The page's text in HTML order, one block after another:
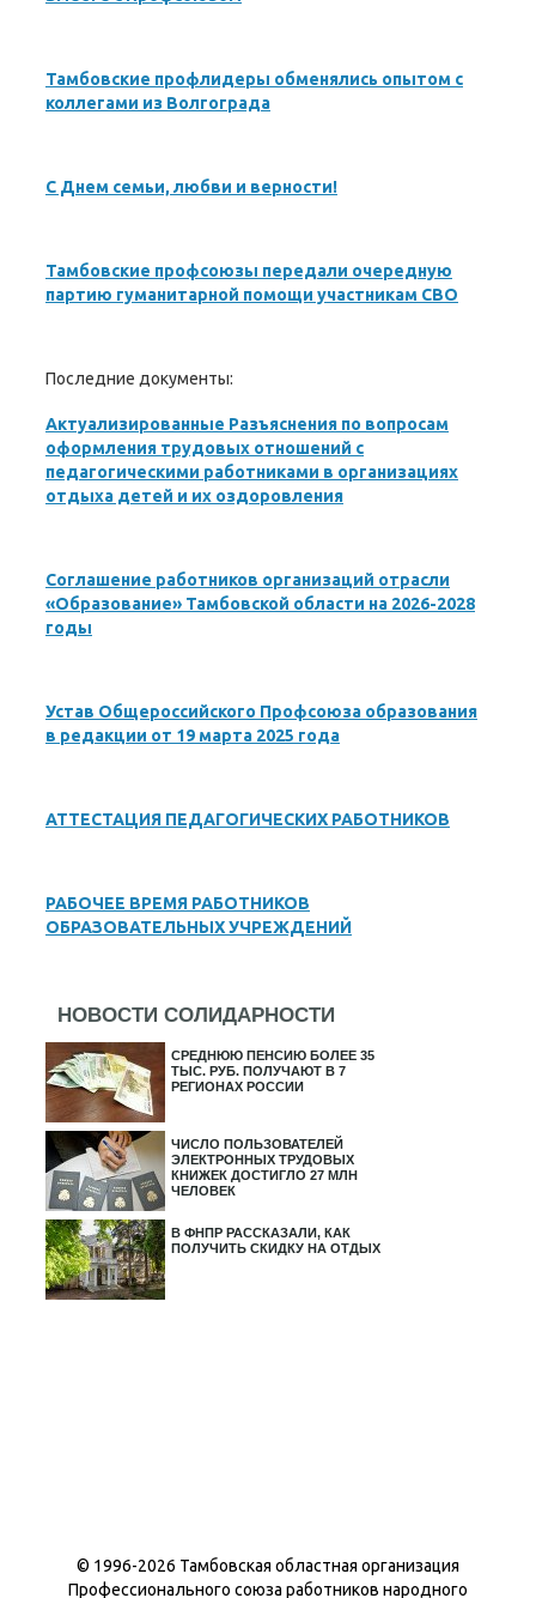
Тамбовские профлидеры обменялись опытом с
коллегами из Волгограда
С Днем семьи, любви и верности!
Тамбовские профсоюзы передали очередную
партию гуманитарной помощи участникам СВО
Последние документы:
Актуализированные Разъяснения по вопросам
оформления трудовых отношений с
педагогическими работниками в организациях
отдыха детей и их оздоровления
Соглашение работников организаций отрасли
«Образование» Тамбовской области на 2026-2028
годы
Устав Общероссийского Профсоюза образования
в редакции от 19 марта 2025 года
АТТЕСТАЦИЯ ПЕДАГОГИЧЕСКИХ РАБОТНИКОВ
РАБОЧЕЕ ВРЕМЯ РАБОТНИКОВ
ОБРАЗОВАТЕЛЬНЫХ УЧРЕЖДЕНИЙ
НОВОСТИ СОЛИДАРНОСТИ
СРЕДНЮЮ ПЕНСИЮ БОЛЕЕ 35
ТЫС. РУБ. ПОЛУЧАЮТ В 7
РЕГИОНАХ РОССИИ
ЧИСЛО ПОЛЬЗОВАТЕЛЕЙ
ЭЛЕКТРОННЫХ ТРУДОВЫХ
КНИЖЕК ДОСТИГЛО 27 МЛН
ЧЕЛОВЕК
В ФНПР РАССКАЗАЛИ, КАК
ПОЛУЧИТЬ СКИДКУ НА ОТДЫХ
© 1996-2026 Тамбовская областная организация
Профессионального союза работников народного